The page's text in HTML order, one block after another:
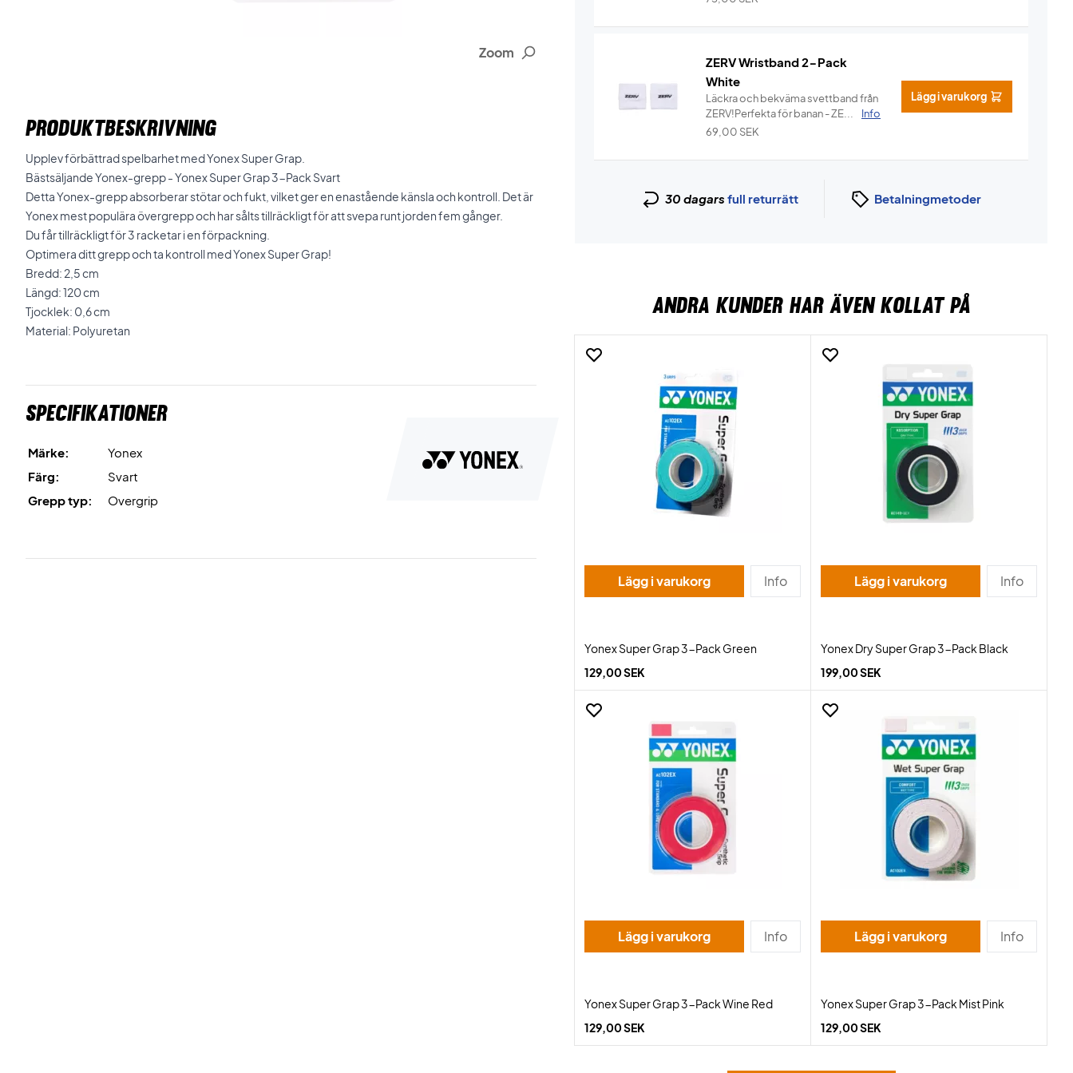
Zoom
PRODUKTBESKRIVNING
Upplev förbättrad spelbarhet med Yonex Super Grap.
Bästsäljande Yonex-grepp - Yonex Super Grap 3-Pack Svart
Detta Yonex-grepp absorberar stötar och fukt, vilket ger en enastående känsla och kontroll. Det är
Yonex mest populära övergrepp och har sålts tillräckligt för att svepa runt jorden fem gånger.
Du får tillräckligt för 3 racketar i en förpackning.
Optimera ditt grepp och ta kontroll med Yonex Super Grap!
Bredd: 2,5 cm
Längd: 120 cm
Tjocklek: 0,6 cm
Material: Polyuretan
Specifikationer
Märke:
Yonex
Färg:
Svart
Grepp typ:
Overgrip
ZERV Wristband 2-Pack
White
Läckra och bekväma svettband från
ZERV!Perfekta för banan - ZE...
Info
69,00 SEK
Lägg i varukorg
30 dagars full returrätt Betalningmetoder
ANDRA KUNDER HAR ÄVEN KOLLAT PÅ
Lägg i varukorg Info
Yonex Super Grap 3-Pack Green
129,00 SEK
Lägg i varukorg Info
Yonex Dry Super Grap 3-Pack Black
199,00 SEK
Lägg i varukorg Info
Yonex Super Grap 3-Pack Wine Red
129,00 SEK
Lägg i varukorg Info
Yonex Super Grap 3-Pack Mist Pink
129,00 SEK